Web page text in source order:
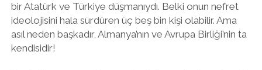
bir Atatürk ve Türkiye düşmanıydı. Belki onun nefret
ideolojisini hala sürdüren üç beş bin kişi olabilir. Ama
asıl neden başkadır, Almanya’nın ve Avrupa Birliği’nin ta
kendisidir!